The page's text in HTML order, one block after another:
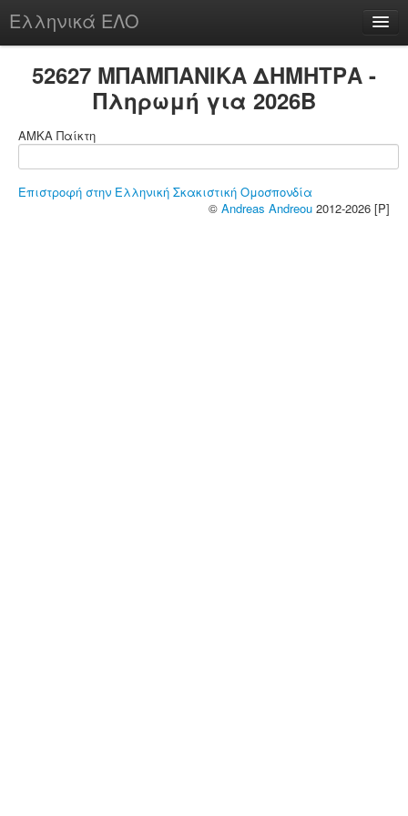
Ελληνικά ΕΛΟ
chesstu.be @ discord
52627 ΜΠΑΜΠΑΝΙΚΑ ΔΗΜΗΤΡΑ -
Πληρωμή για 2026B
ΑΜΚΑ Παίκτη
Επιστροφή στην Ελληνική Σκακιστική Ομοσπονδία
© Andreas Andreou 2012-2026 [P]